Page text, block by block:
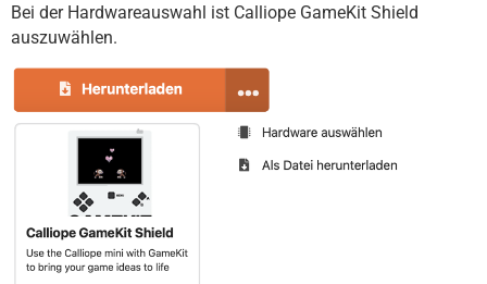
Bei der Hardwareauswahl ist Calliope GameKit Shield
auszuwählen.